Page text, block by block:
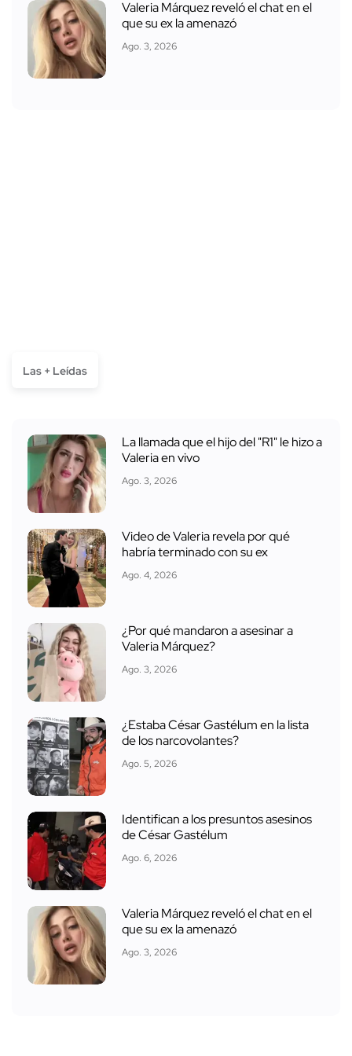
Valeria Márquez reveló el chat en el
que su ex la amenazó
Ago. 3, 2026
Las + Leídas
La llamada que el hijo del "R1" le hizo a
Valeria en vivo
Ago. 3, 2026
Video de Valeria revela por qué
habría terminado con su ex
Ago. 4, 2026
¿Por qué mandaron a asesinar a
Valeria Márquez?
Ago. 3, 2026
¿Estaba César Gastélum en la lista
de los narcovolantes?
Ago. 5, 2026
Identifican a los presuntos asesinos
de César Gastélum
Ago. 6, 2026
Valeria Márquez reveló el chat en el
que su ex la amenazó
Ago. 3, 2026